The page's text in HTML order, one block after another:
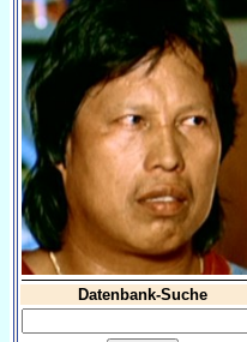
Datenbank-Suche